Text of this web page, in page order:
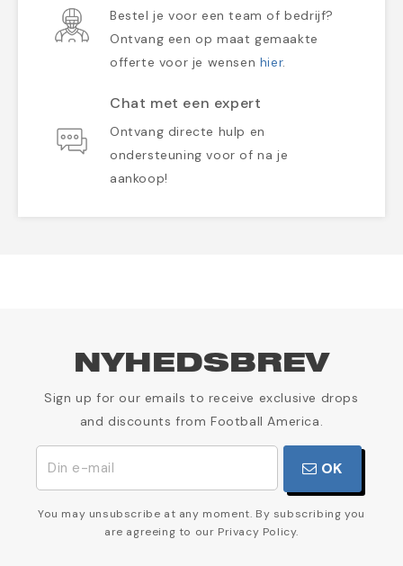
Bestel je voor een team of bedrijf?
Ontvang een op maat gemaakte
offerte voor je wensen hier.
Chat met een expert
Ontvang directe hulp en
ondersteuning voor of na je
aankoop!
NYHEDSBREV
Sign up for our emails to receive exclusive drops
and discounts from Football America.
OK
You may unsubscribe at any moment. By subscribing you
are agreeing to our Privacy Policy.